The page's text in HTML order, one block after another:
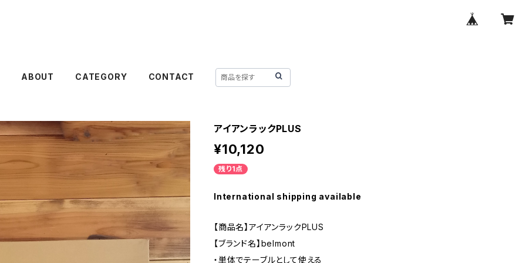
ABOUT CATEGORY CONTACT
アイアンラックPLUS
¥10,120
残り1点
International shipping available
【商品名】アイアンラックPLUS
【ブランド名】belmont
・単体でテーブルとして使える